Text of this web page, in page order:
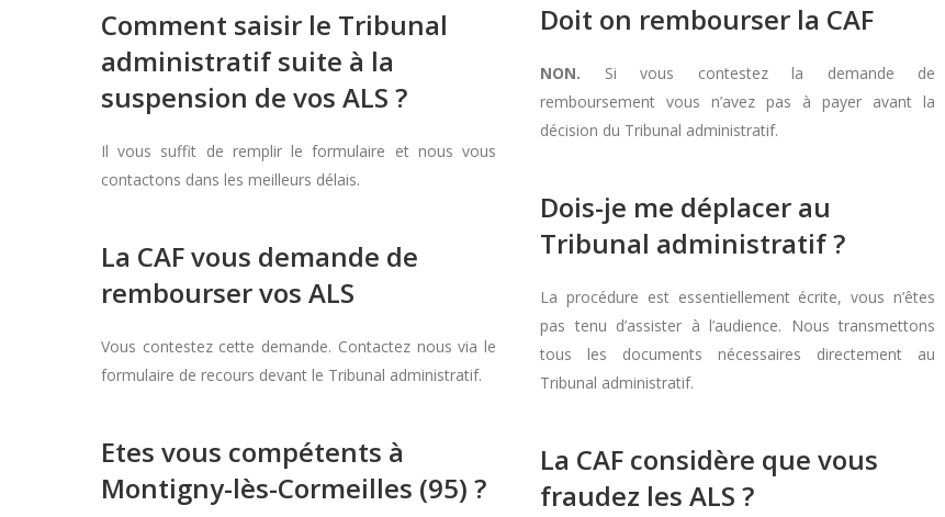
Comment saisir le Tribunal
administratif suite à la
suspension de vos ALS ?
Il vous suffit de remplir le formulaire et nous vous
contactons dans les meilleurs délais.
La CAF vous demande de
rembourser vos ALS
Vous contestez cette demande. Contactez nous via le
formulaire de recours devant le Tribunal administratif.
Etes vous compétents à
Montigny-lès-Cormeilles (95) ?
Doit on rembourser la CAF
NON. Si vous contestez la demande de
remboursement vous n’avez pas à payer avant la
décision du Tribunal administratif.
Dois-je me déplacer au
Tribunal administratif ?
La procédure est essentiellement écrite, vous n’êtes
pas tenu d’assister à l’audience. Nous transmettons
tous les documents nécessaires directement au
Tribunal administratif.
La CAF considère que vous
fraudez les ALS ?